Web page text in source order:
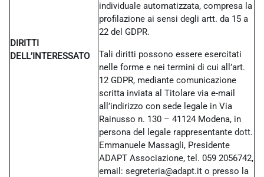
DIRITTI
DELL’INTERESSATO
individuale automatizzata, compresa la
profilazione ai sensi degli artt. da 15 a
22 del GDPR.
Tali diritti possono essere esercitati
nelle forme e nei termini di cui all’art.
12 GDPR, mediante comunicazione
scritta inviata al Titolare via e-mail
all’indirizzo con sede legale in Via
Rainusso n. 130 – 41124 Modena, in
persona del legale rappresentante dott.
Emmanuele Massagli, Presidente
ADAPT Associazione, tel. 059 2056742,
email: segreteria@adapt.it o presso la